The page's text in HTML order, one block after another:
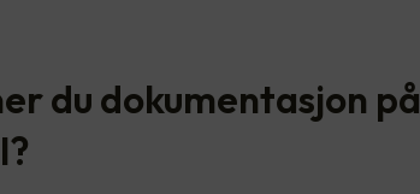
du dokumentasjon på